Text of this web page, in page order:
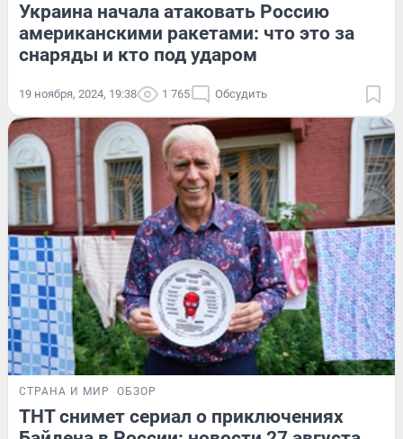
Украина начала атаковать Россию
американскими ракетами: что это за
снаряды и кто под ударом
19 ноября, 2024, 19:38 1 765 Обсудить
СТРАНА И МИР ОБЗОР
ТНТ снимет сериал о приключениях